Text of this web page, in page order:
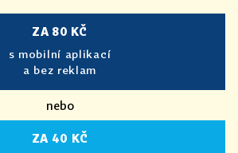
ZA 80 KČ
s mobilní aplikací
a bez reklam
nebo
ZA 40 KČ